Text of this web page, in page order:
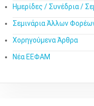
Ημερίδες / Συνέδρια /
Σεμινάρια Άλλων
Χορηγούμενα Άρθρα
Νέα ΕΕΦΑΜ